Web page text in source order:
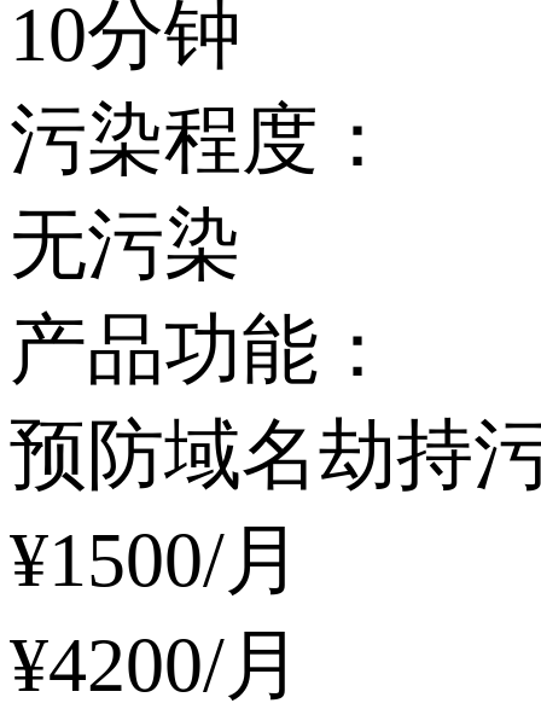
10分钟
污染程度：
无污染
产品功能：
预防域名劫持
¥1500/月
¥4200/月